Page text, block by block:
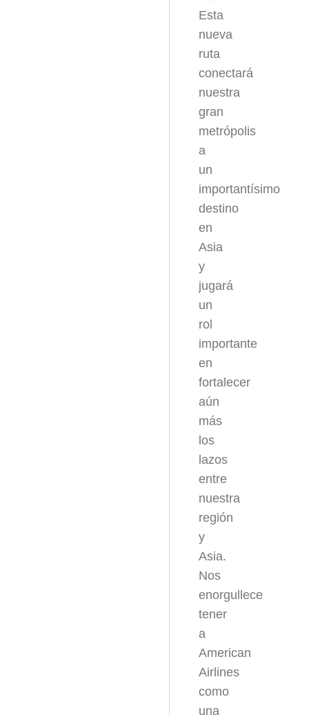
Esta
nueva
ruta
conectará
nuestra
gran
metrópolis
a
un
importantísimo
destino
en
Asia
y
jugará
un
rol
importante
en
fortalecer
aún
más
los
lazos
entre
nuestra
región
y
Asia.
Nos
enorgullece
tener
a
American
Airlines
como
una